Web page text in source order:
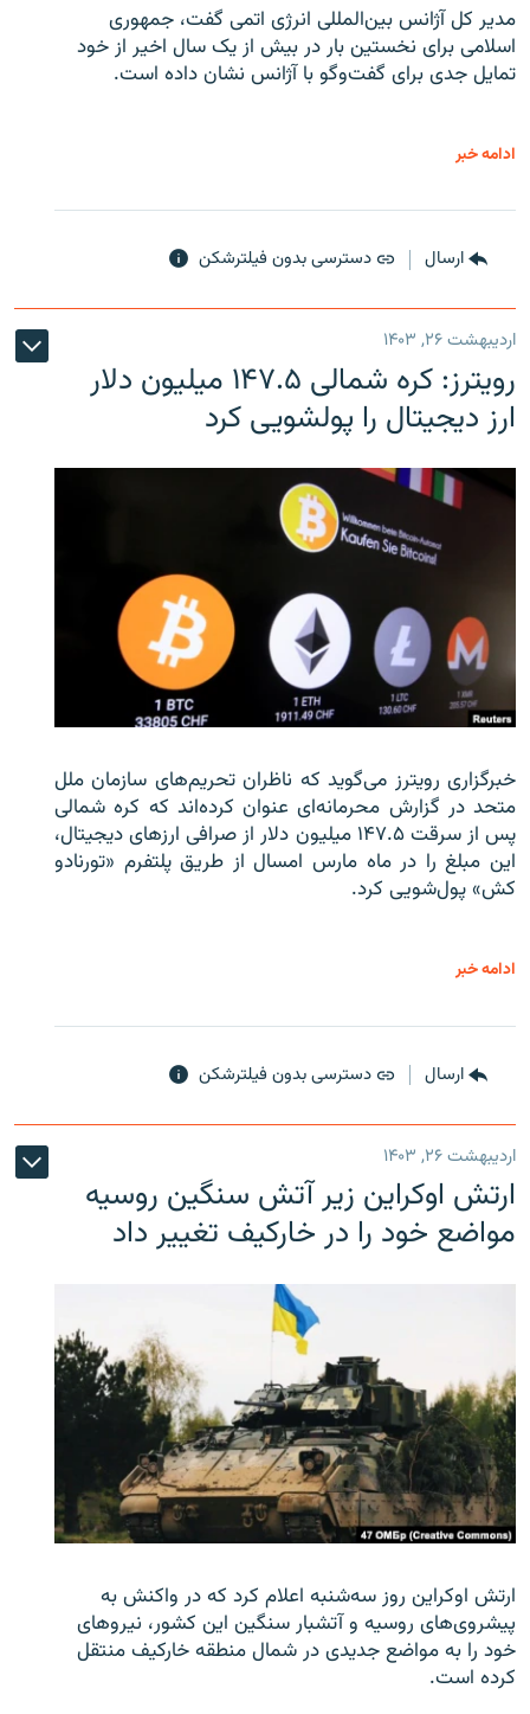
مدیر کل آژانس بین‌المللی انرژی اتمی گفت، جمهوری
اسلامی برای نخستین بار در بیش از یک سال اخیر از خود
تمایل جدی برای گفت‌وگو با آژانس نشان داده است.
ادامه خبر
ارسال دسترسی بدون فیلترشکن
اردیبهشت ۲۶, ۱۴۰۳
رویترز: کره شمالی ۱۴۷.۵ میلیون دلار
ارز دیجیتال را پولشویی کرد
خبرگزاری رویترز می‌گوید که ناظران تحریم‌های سازمان ملل
متحد در گزارش محرمانه‌ای عنوان کرده‌اند که کره شمالی
پس از سرقت ۱۴۷.۵ میلیون دلار از صرافی ارزهای دیجیتال،
این مبلغ را در ماه مارس امسال از طریق پلتفرم «تورنادو
کش» پول‌شویی کرد.
ادامه خبر
ارسال دسترسی بدون فیلترشکن
اردیبهشت ۲۶, ۱۴۰۳
ارتش اوکراین زیر آتش سنگین روسیه
مواضع خود را در خارکیف تغییر داد
ارتش اوکراین روز سه‌شنبه اعلام کرد که در واکنش به
پیشروی‌های روسیه و آتشبار سنگین این کشور، نیروهای
خود را به مواضع جدیدی در شمال منطقه خارکیف منتقل
کرده است.